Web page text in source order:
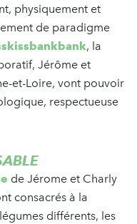
physiquement et
de paradigme
, la
Jérôme et
et-Loire, vont pouvoir
respectueuse
de Jérome et Charly
consacrés à la
différents, les